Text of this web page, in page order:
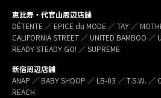
恵比寿・代官山周辺店舗
DÉTENTE ／ EPICE du MODE ／ TAY ／
CALIFORNIA STREET ／ UNITED BAMBOO
READY STEADY GO! ／ SUPREME
新宿周辺店舗
ANAP ／ BABY SHOOP ／ LB-03 ／ T.S.W. ／
REACH